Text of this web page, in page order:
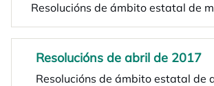
Resolucións de ámbito estatal de
Resolucións de abril de 2017
Resolucións de ámbito estatal de